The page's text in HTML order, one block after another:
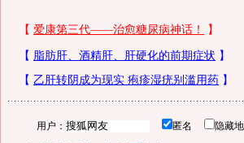
用户： 匿名 隐藏